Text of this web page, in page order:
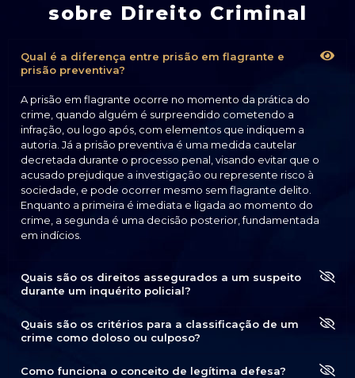
sobre Direito Criminal
Qual é a diferença entre prisão em flagrante e
prisão preventiva?
A prisão em flagrante ocorre no momento da prática do
crime, quando alguém é surpreendido cometendo a
infração, ou logo após, com elementos que indiquem a
autoria. Já a prisão preventiva é uma medida cautelar
decretada durante o processo penal, visando evitar que o
acusado prejudique a investigação ou represente risco à
sociedade, e pode ocorrer mesmo sem flagrante delito.
Enquanto a primeira é imediata e ligada ao momento do
crime, a segunda é uma decisão posterior, fundamentada
em indícios.
Quais são os direitos assegurados a um suspeito
durante um inquérito policial?
Quais são os critérios para a classificação de um
crime como doloso ou culposo?
Como funciona o conceito de legítima defesa?